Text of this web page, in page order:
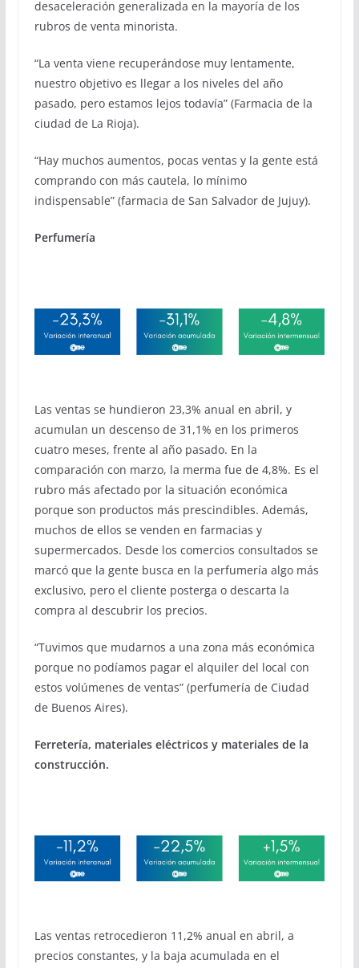
desaceleración generalizada en la mayoría de los
rubros de venta minorista.
“La venta viene recuperándose muy lentamente,
nuestro objetivo es llegar a los niveles del año
pasado, pero estamos lejos todavía” (Farmacia de la
ciudad de La Rioja).
“Hay muchos aumentos, pocas ventas y la gente está
comprando con más cautela, lo mínimo
indispensable” (farmacia de San Salvador de Jujuy).
Perfumería
Las ventas se hundieron 23,3% anual en abril, y
acumulan un descenso de 31,1% en los primeros
cuatro meses, frente al año pasado. En la
comparación con marzo, la merma fue de 4,8%. Es el
rubro más afectado por la situación económica
porque son productos más prescindibles. Además,
muchos de ellos se venden en farmacias y
supermercados. Desde los comercios consultados se
marcó que la gente busca en la perfumería algo más
exclusivo, pero el cliente posterga o descarta la
compra al descubrir los precios.
“Tuvimos que mudarnos a una zona más económica
porque no podíamos pagar el alquiler del local con
estos volúmenes de ventas” (perfumería de Ciudad
de Buenos Aires).
Ferretería, materiales eléctricos y materiales de la
construcción.
Las ventas retrocedieron 11,2% anual en abril, a
precios constantes, y la baja acumulada en el